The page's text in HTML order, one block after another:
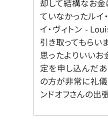
却して結構なお金
ていなかったルイ
イ・ヴィトン -
引き取ってもらい
思ったよりいいお
定を申し込んだ
の方が非常に礼儀
ンドオフさんの出